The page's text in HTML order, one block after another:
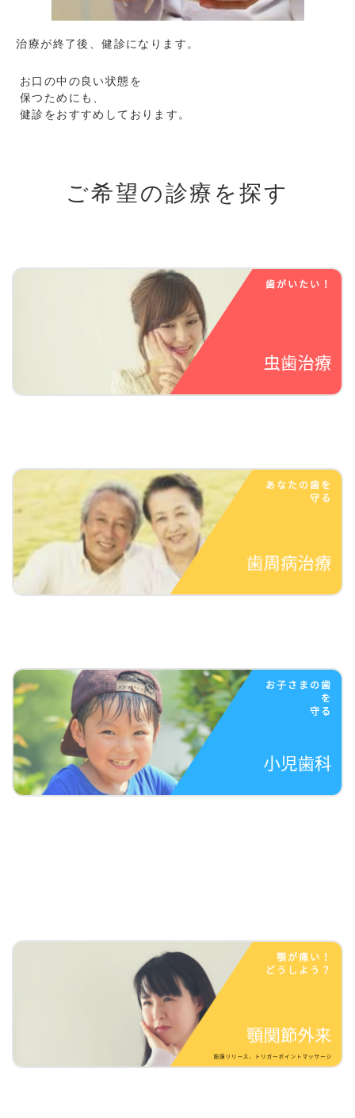
治療が終了後、健診になります。
お口の中の良い状態を
保つためにも、
健診をおすすめしております。
ご希望の診療を探す